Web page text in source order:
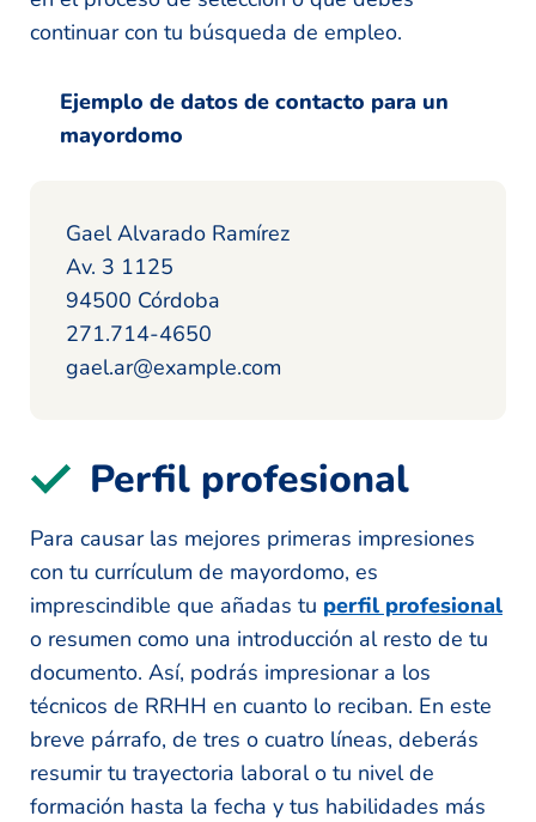
continuar con tu búsqueda de empleo.
Ejemplo de datos de contacto para un
mayordomo
Gael Alvarado Ramírez
Av. 3 1125
94500 Córdoba
271.714-4650
gael.ar@example.com
Perfil profesional
Para causar las mejores primeras impresiones
con tu currículum de mayordomo, es
imprescindible que añadas tu perfil profesional
o resumen como una introducción al resto de tu
documento. Así, podrás impresionar a los
técnicos de RRHH en cuanto lo reciban. En este
breve párrafo, de tres o cuatro líneas, deberás
resumir tu trayectoria laboral o tu nivel de
formación hasta la fecha y tus habilidades más